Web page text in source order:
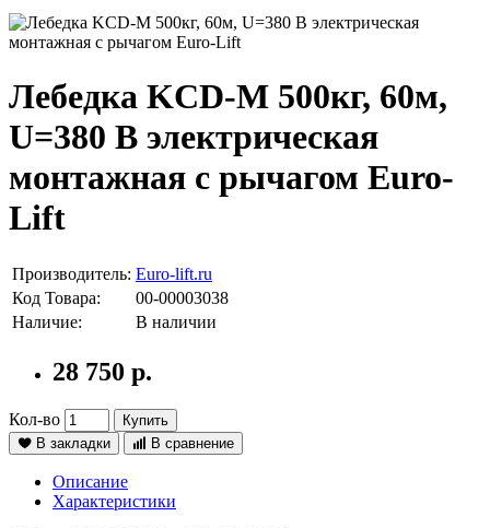
Лебедка KCD-M 500кг, 60м,
U=380 В электрическая
монтажная с рычагом Euro-
Lift
Производитель: Euro-lift.ru
Код Товара:
00-00003038
Наличие:
В наличии
28 750 р.
Кол-во
Купить
В закладки
В сравнение
Описание
Характеристики